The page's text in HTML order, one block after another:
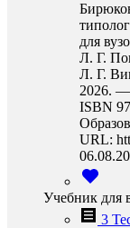
для
Л. Г.
Л. Г.
2026.
ISBN
URL:
Учебник для
3